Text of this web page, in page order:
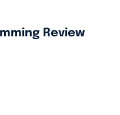
Review